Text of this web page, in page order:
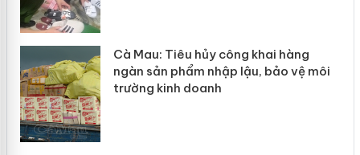
Cà Mau: Tiêu hủy công khai hàng
ngàn sản phẩm nhập lậu, bảo vệ môi
trường kinh doanh